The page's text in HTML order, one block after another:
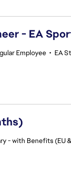
- EA
Employee • EA
- with Benefits (EU